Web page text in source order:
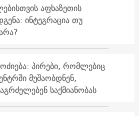
აფხაზეთის
ინტეგრაცია თუ
პირები, რომლებიც
მუშაობდნენ,
საქმიანობას